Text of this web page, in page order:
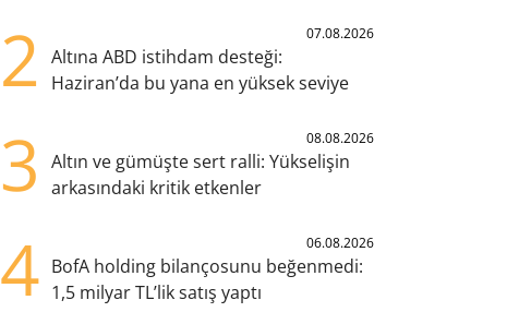
2 07.08.2026
Altına ABD istihdam desteği:
Haziran’da bu yana en yüksek seviye
3 08.08.2026
Altın ve gümüşte sert ralli: Yükselişin
arkasındaki kritik etkenler
4 06.08.2026
BofA holding bilançosunu beğenmedi:
1,5 milyar TL’lik satış yaptı